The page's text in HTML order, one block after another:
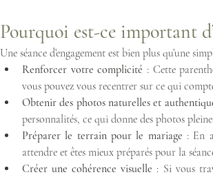
Pourquoi est-ce important
Une séance d’engagement est bien plus qu’une
Renforcer votre complicité : Cette
vous pouvez vous recentrer sur ce qui
Obtenir des photos naturelles et
personnalités, ce qui donne des photos
Préparer le terrain pour le mariage : En
attendre et êtes mieux préparés pour la
Créer une cohérence visuelle : Si vous